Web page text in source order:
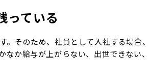
っている
そのため、社員として入社する場合、
か給与が上がらない、出世できない、